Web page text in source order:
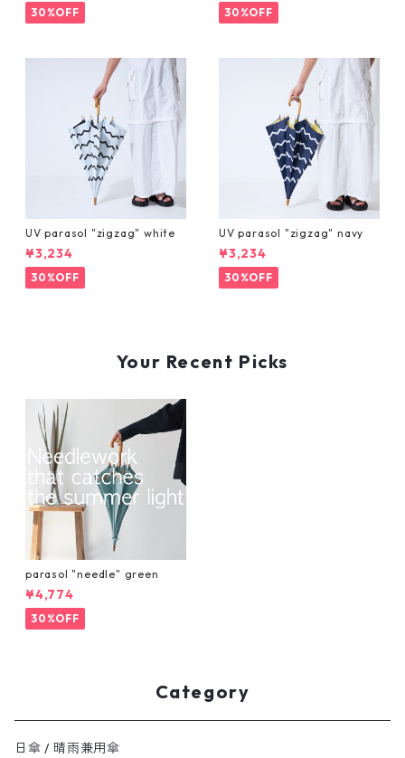
30%OFF 30%OFF
UV parasol "zigzag" white
¥3,234
30%OFF
UV parasol "zigzag" navy
¥3,234
30%OFF
Your Recent Picks
parasol "needle" green
¥4,774
30%OFF
Category
日傘 / 晴雨兼用傘